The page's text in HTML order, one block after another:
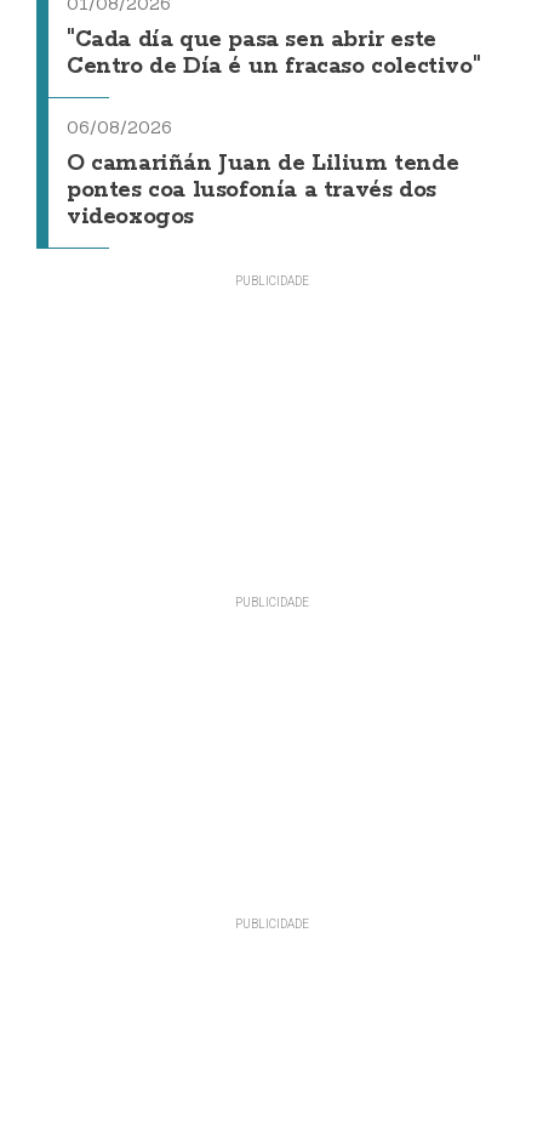
"Cada día que pasa sen abrir este
Centro de Día é un fracaso colectivo"
06/08/2026
O camariñán Juan de Lilium tende
pontes coa lusofonía a través dos
videoxogos